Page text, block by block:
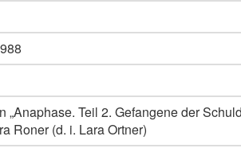
„Anaphase. Teil 2. Gefangene der
Roner (d. i. Lara Ortner)